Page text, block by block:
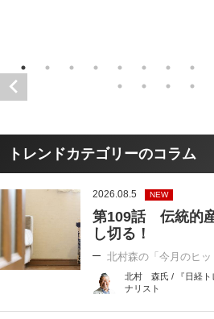
トレンドカテゴリーのコラム
2026.08.5 NEW
第109話 伝統的
し切る！
北村森の「今月のヒッ
北村 森氏 / 『日経ト
ナリスト